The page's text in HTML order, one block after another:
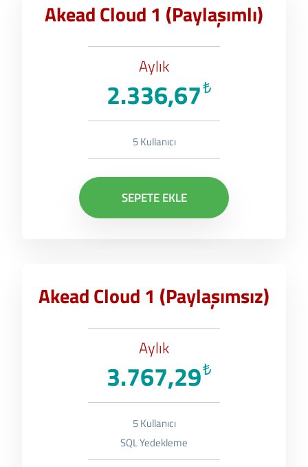
Akead Cloud 1 (Paylaşımlı)
Aylık
₺
2.336,67
5 Kullanıcı
SEPETE EKLE
Akead Cloud 1 (Paylaşımsız)
Aylık
₺
3.767,29
5 Kullanıcı
SQL Yedekleme